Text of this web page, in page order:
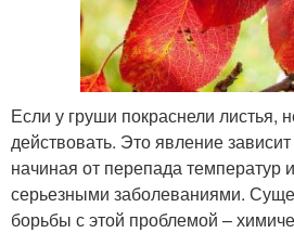
Если у груши покраснели листья,
действовать. Это явление
начиная от перепада температур
серьезными заболеваниями.
борьбы с этой проблемой –